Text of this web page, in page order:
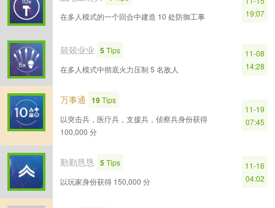
在多人模式的一个回合中建造 10 处防御工事
19:07
兢兢业业 5Tips
在多人模式中彻底火力压制 5 名敌人
11-08
14:28
万事通 19Tips
以突击兵，医疗兵，支援兵，侦察兵身份获得
100,000 分
11-19
07:45
勤勤恳恳 5Tips
以玩家身份获得 150,000 分
11-16
04:02